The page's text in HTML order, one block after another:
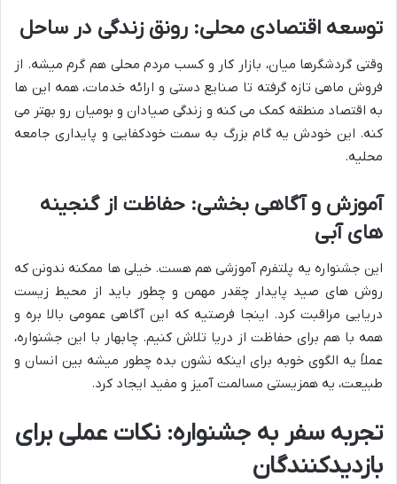
توسعه اقتصادی محلی: رونق زندگی در ساحل
وقتی گردشگرها میان، بازار کار و کسب مردم محلی هم گرم میشه. از
فروش ماهی تازه گرفته تا صنایع دستی و ارائه خدمات، همه این ها
به اقتصاد منطقه کمک می کنه و زندگی صیادان و بومیان رو بهتر می
کنه. این خودش یه گام بزرگ به سمت خودکفایی و پایداری جامعه
محلیه.
آموزش و آگاهی بخشی: حفاظت از گنجینه
های آبی
این جشنواره یه پلتفرم آموزشی هم هست. خیلی ها ممکنه ندونن که
روش های صید پایدار چقدر مهمن و چطور باید از محیط زیست
دریایی مراقبت کرد. اینجا فرصتیه که این آگاهی عمومی بالا بره و
همه با هم برای حفاظت از دریا تلاش کنیم. چابهار با این جشنواره،
عملاً یه الگوی خوبه برای اینکه نشون بده چطور میشه بین انسان و
طبیعت، یه همزیستی مسالمت آمیز و مفید ایجاد کرد.
تجربه سفر به جشنواره: نکات عملی برای
بازدیدکنندگان